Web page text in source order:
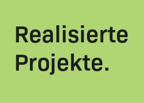
Realisierte
Projekte.